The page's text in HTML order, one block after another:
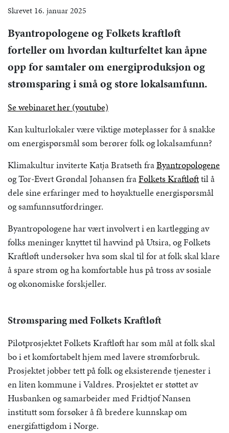
Skrevet 16. januar 2025
Byantropologene og Folkets kraftløft
forteller om hvordan kulturfeltet kan åpne
opp for samtaler om energiproduksjon og
strømsparing i små og store lokalsamfunn.
Se webinaret her (youtube)
Kan kulturlokaler være viktige møteplasser for å snakke
om energispørsmål som berører folk og lokalsamfunn?
Klimakultur inviterte Katja Bratseth fraByantropologene
og Tor-Evert Grøndal Johansen fraFolkets Kraftløfttil å
dele sine erfaringer med to høyaktuelle energispørsmål
og samfunnsutfordringer.
Byantropologene har vært involvert i en kartlegging av
folks meninger knyttet til havvind på Utsira, og Folkets
Kraftløft undersøker hva som skal til for at folk skal klare
å spare strøm og ha komfortable hus på tross av sosiale
og økonomiske forskjeller.
Strømsparing med Folkets Kraftløft
Pilotprosjektet Folkets Kraftløft har som mål at folk skal
bo i et komfortabelt hjem med lavere strømforbruk.
Prosjektet jobber tett på folk og eksisterende tjenester i
en liten kommune i Valdres. Prosjektet er støttet av
Husbanken og samarbeider med Fridtjof Nansen
institutt som forsøker å få bredere kunnskap om
energifattigdom i Norge.